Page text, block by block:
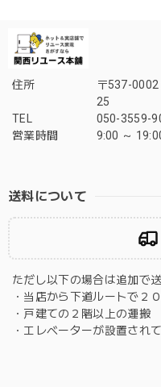
住所
〒537-
25
TEL
050-3559-
営業時間
9:00 ～
送料について
ただし以下の場合は追加で
・当店から下道ルートで２
・戸建ての２階以上の運搬
・エレベーターが設置され